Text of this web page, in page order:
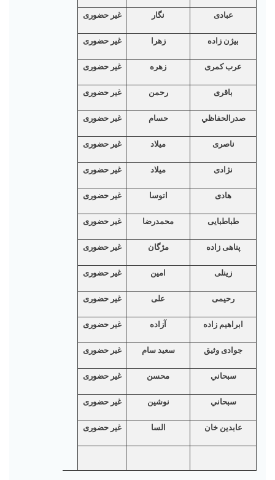
عبادی نگار غیر حضوری
بيژن زاده زهرا غیر حضوری
عرب کمری زهره غیر حضوری
باقری رحمن غیر حضوری
صدرالحفاظي حسام غیر حضوری
ناصری ميلاد غیر حضوری
نژادی ميلاد غیر حضوری
هادی اتوسا غیر حضوری
طباطبایی محمدرضا غیر حضوری
پناهی زاده مژگان غیر حضوری
زینلی امین غیر حضوری
رحیمی علی غیر حضوری
ابراهیم زادە‌ آزاده غیر حضوری
جوادی وثیق سعید سام غیر حضوری
سبحاني محسن غیر حضوری
سبحاني نوشین غیر حضوری
عابدين خان السا غیر حضوری